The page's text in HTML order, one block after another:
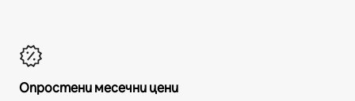
Опростени месечни цени